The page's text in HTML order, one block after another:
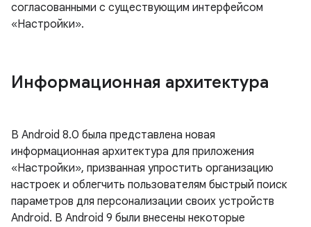
согласованными с существующим интерфейсом
«Настройки».
Информационная архитектура
В Android 8.0 была представлена ​​новая
информационная архитектура для приложения
«Настройки», призванная упростить организацию
настроек и облегчить пользователям быстрый поиск
параметров для персонализации своих устройств
Android. В Android 9 были внесены некоторые